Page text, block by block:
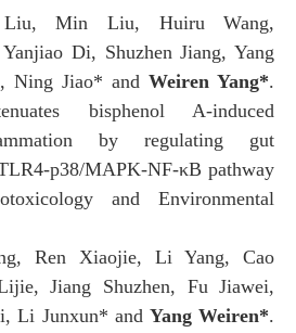
Liu, Min Liu, Huiru Wang,
Di, Shuzhen Jiang, Yang
Ning Jiao* andWeiren Yang*.
bisphenol A-induced
by regulating gut
p38/MAPK-NF-κB pathway
and Environmental
, Ren Xiaojie, Li Yang, Cao
ijie, Jiang Shuzhen, Fu Jiawei,
, Li Junxun* andYang Weiren*.